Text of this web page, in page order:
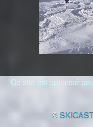
Ce site est optimisé
©SKICAST